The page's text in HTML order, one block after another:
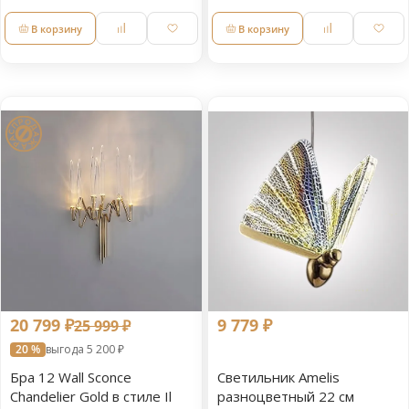
В корзину В корзину
20 799 ₽25 999 ₽
20 % выгода 5 200 ₽
Бра 12 Wall Sconce
Chandelier Gold в стиле Il
9 779 ₽
Светильник Amelis
разноцветный 22 см